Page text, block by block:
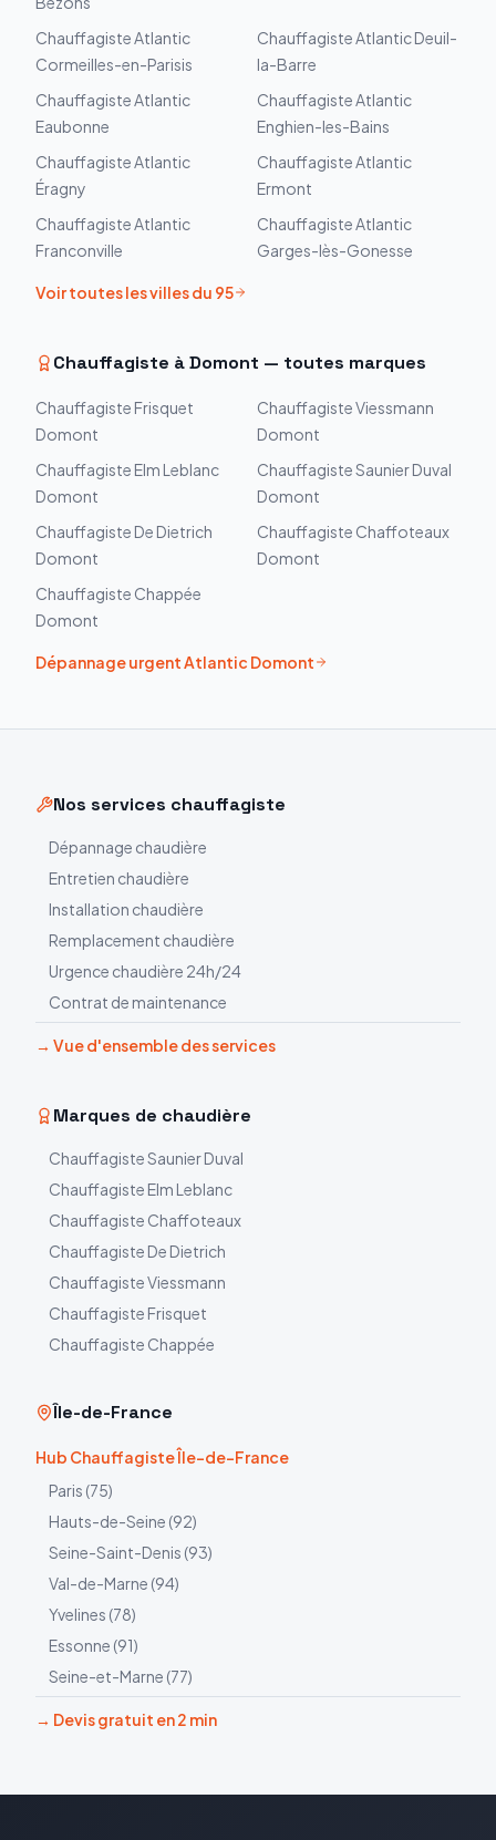
ChauffagisteAtlantic
Cormeilles-en-Parisis
ChauffagisteAtlanticDeuil-
la-Barre
ChauffagisteAtlantic
Eaubonne
ChauffagisteAtlantic
Enghien-les-Bains
ChauffagisteAtlantic
Éragny
ChauffagisteAtlantic
Ermont
ChauffagisteAtlantic
Franconville
ChauffagisteAtlantic
Garges-lès-Gonesse
Voir toutes les villes du 95
Chauffagiste àDomont — toutes marques
Chauffagiste Frisquet
Domont
ChauffagisteViessmann
Domont
Chauffagiste Elm Leblanc
Domont
ChauffagisteSaunier Duval
Domont
Chauffagiste De Dietrich
Domont
Chauffagiste Chaffoteaux
Domont
Chauffagiste Chappée
Domont
Dépannage urgentAtlantic Domont
Nos services chauffagiste
Dépannage chaudière
Entretien chaudière
Installation chaudière
Remplacement chaudière
Urgence chaudière 24h/24
Contrat de maintenance
→ Vue d'ensemble des services
Marques de chaudière
ChauffagisteSaunier Duval
Chauffagiste Elm Leblanc
Chauffagiste Chaffoteaux
Chauffagiste De Dietrich
ChauffagisteViessmann
Chauffagiste Frisquet
Chauffagiste Chappée
Île-de-France
Hub Chauffagiste Île-de-France
Paris (75)
Hauts-de-Seine (92)
Seine-Saint-Denis (93)
Val-de-Marne (94)
Yvelines (78)
Essonne (91)
Seine-et-Marne (77)
→ Devis gratuit en 2 min